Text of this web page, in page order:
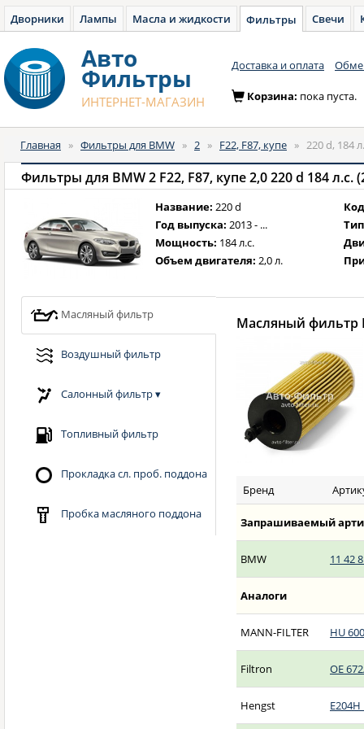
Дворники Лампы Масла и жидкости Фильтры Свечи
Авто
Фильтры
ИНТЕРНЕТ-МАГАЗИН
Доставка и оплата
Корзина: пока пуста.
Главная » Фильтры для BMW » 2 » F22, F87, купе » 220 d, 184
Фильтры для BMW 2 F22, F87, купе 2,0 220 d 184 л.с.
Название: 220 d
Год выпуска: 2013 - ...
Мощность: 184 л.с.
Объем двигателя: 2,0 л.
Масляный фильтр
Воздушный фильтр
Салонный фильтр▾
Топливный фильтр
Прокладка сл. проб. поддона
Пробка масляного поддона
Масляный фильтр
Бренд
Запрашиваемый
BMW 11 42
Аналоги
MANN-FILTER HU
Filtron OE
Hengst E204H